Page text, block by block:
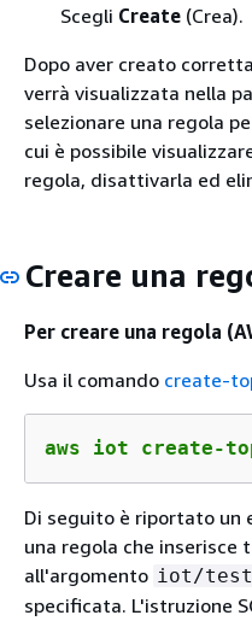
Scegli Create (Crea).
Dopo aver creato
verrà visualizzata nella
selezionare una regola
cui è possibile
regola, disattivarla ed
Creare una
Per creare una regola
Usa il comando create-
aws iot create-
Di seguito è riportato un
una regola che
all'argomento iot/test
specificata. L'istruzione